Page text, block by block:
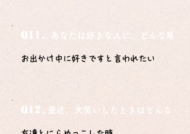
Q11. あなたは好きな人に、どんな場所
お出かけ中に好きですと言われたい
Q12. 最近、大笑いしたときはどんな時？